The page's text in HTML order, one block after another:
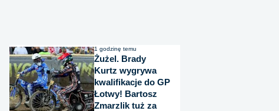
1 godzinę temu
Żużel. Brady
Kurtz wygrywa
kwalifikacje do GP
Łotwy! Bartosz
Zmarzlik tuż za